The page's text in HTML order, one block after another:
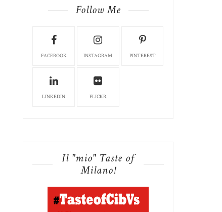
Follow Me
FACEBOOK INSTAGRAM PINTEREST
LINKEDIN FLICKR
Il "mio" Taste of
Milano!